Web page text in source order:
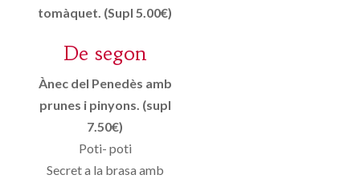
tomàquet. (Supl 5.00€)
De segon
Ànec del Penedès amb
prunes i pinyons. (supl
7.50€)
Poti- poti
Secret a la brasa amb